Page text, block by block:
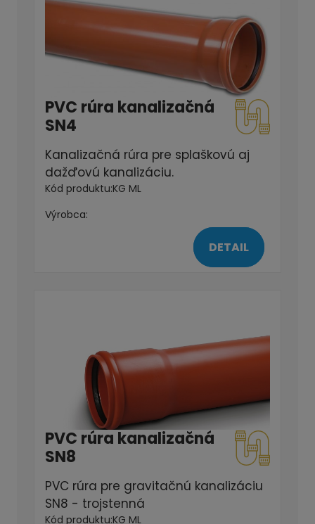
PVC rúra kanalizačná
SN4
Kanalizačná rúra pre splaškovú aj
dažďovú kanalizáciu.
Kód produktu:KG ML
Výrobca:
DETAIL
PVC rúra kanalizačná
SN8
PVC rúra pre gravitačnú kanalizáciu
SN8 - trojstenná
Kód produktu:KG ML